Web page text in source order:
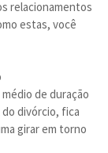
relacionamentos
estas, você
de duração
divórcio, fica
girar em torno